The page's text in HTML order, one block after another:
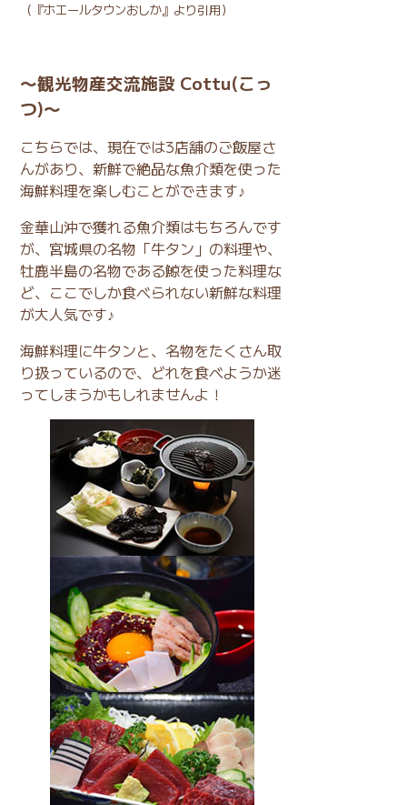
（ 『ホエールタウンおしか』 より引用）
〜観光物産交流施設 Cottu(こっ
つ)〜
こちらでは、現在では3店舗のご飯屋さ
んがあり、新鮮で絶品な魚介類を使った
海鮮料理を楽しむことができます♪
金華山沖で獲れる魚介類はもちろんです
が、宮城県の名物「牛タン」の料理や、
牡鹿半島の名物である鯨を使った料理な
ど、ここでしか食べられない新鮮な料理
が大人気です♪
海鮮料理に牛タンと、名物をたくさん取
り扱っているので、どれを食べようか迷
ってしまうかもしれませんよ！